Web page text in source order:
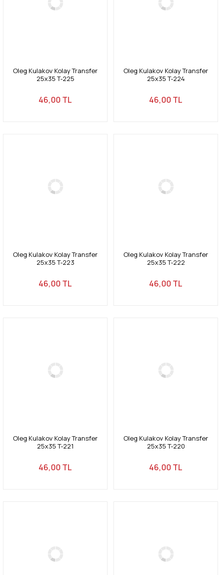
Oleg Kulakov Kolay Transfer
25x35 T-225
46,00 TL
Oleg Kulakov Kolay Transfer
25x35 T-224
46,00 TL
Oleg Kulakov Kolay Transfer
25x35 T-223
46,00 TL
Oleg Kulakov Kolay Transfer
25x35 T-222
46,00 TL
Oleg Kulakov Kolay Transfer
25x35 T-221
46,00 TL
Oleg Kulakov Kolay Transfer
25x35 T-220
46,00 TL